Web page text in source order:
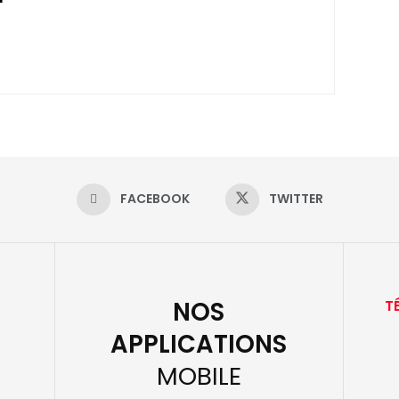
FACEBOOK TWITTER
NOS
APPLICATIONS
MOBILE